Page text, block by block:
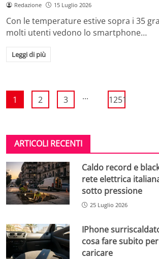
Redazione 15 Luglio 2026
Con le temperature estive sopra i 35
molti utenti vedono lo smartphone…
Leggi di più
1 2 3 ... 1251
ARTICOLI RECENTI
Caldo record e
rete elettrica
sotto pressione
25 Luglio 2026
IPhone
cosa fare subito
caricare